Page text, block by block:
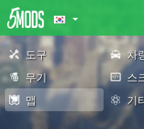
도구 차
무기
스
맵
기